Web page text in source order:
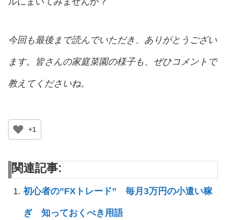
今回も最後まで読んでいただき、ありがとうござい
ます。皆さんの家庭菜園の様子も、ぜひコメントで
教えてくださいね。
+1
関連記事:
初心者の”FXトレード” 毎月3万円の小遣い稼
ぎ 知っておくべき用語